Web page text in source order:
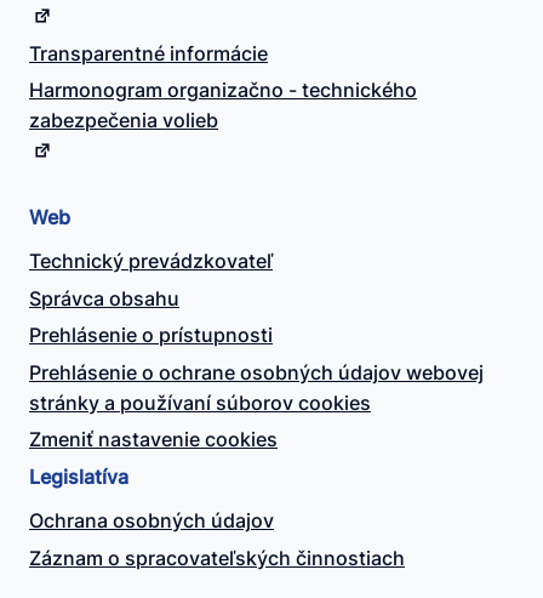
Transparentné informácie
Harmonogram organizačno - technického
zabezpečenia volieb
Web
Technický prevádzkovateľ
Správca obsahu
Prehlásenie o prístupnosti
Prehlásenie o ochrane osobných údajov webovej
stránky a používaní súborov cookies
Zmeniť nastavenie cookies
Legislatíva
Ochrana osobných údajov
Záznam o spracovateľských činnostiach